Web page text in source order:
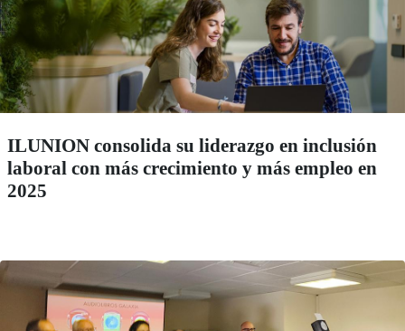
ILUNION consolida su liderazgo en inclusión
laboral con más crecimiento y más empleo en
2025